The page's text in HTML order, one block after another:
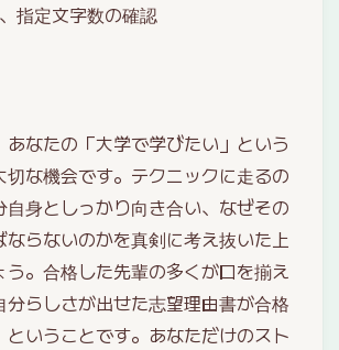
指定文字数の確認
なたの「大学で学びたい」という
切な機会です。テクニックに走るの
自身としっかり向き合い、なぜその
ならないのかを真剣に考え抜いた上
う。合格した先輩の多くが口を揃え
分らしさが出せた志望理由書が合格
ということです。あなただけのスト